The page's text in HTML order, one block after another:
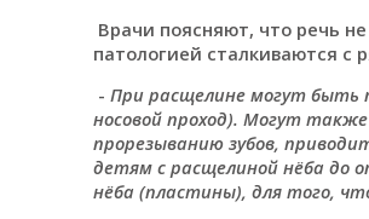
Врачи поясняют, что речь
патологией сталкиваются с
- При расщелине могут быть
носовой проход). Могут
прорезыванию зубов,
детям с расщелиной нёба до
нёба (пластины), для того,